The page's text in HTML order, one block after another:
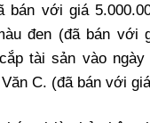
bán với giá
đen (đã bán với
tài sản vào ngày
C. (đã bán với